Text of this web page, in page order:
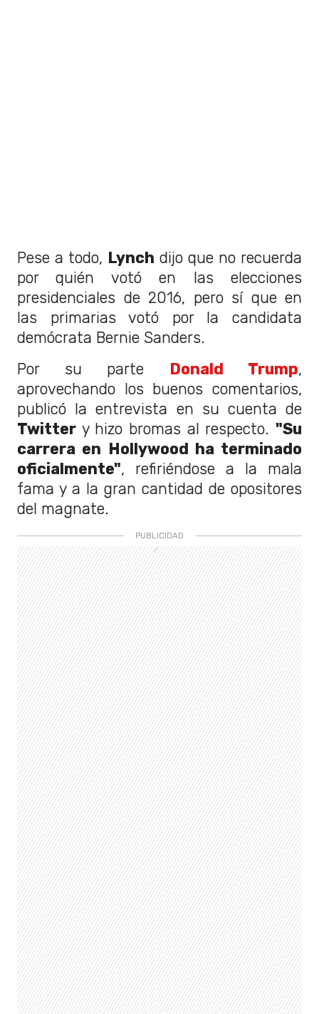
Pese a todo, Lynch dijo que no recuerda
por quién votó en las elecciones
presidenciales de 2016, pero sí que en
las primarias votó por la candidata
demócrata Bernie Sanders.
Por su parte Donald Trump,
aprovechando los buenos comentarios,
publicó la entrevista en su cuenta de
Twitter y hizo bromas al respecto."Su
carrera en Hollywood ha terminado
oficialmente", refiriéndose a la mala
fama y a la gran cantidad de opositores
del magnate.